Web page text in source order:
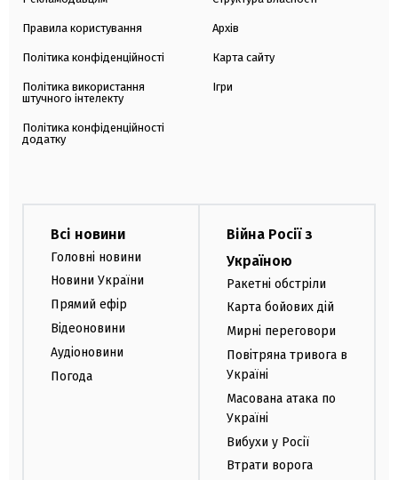
Правила користування
Політика конфіденційності
Політика використання
штучного інтелекту
Політика конфіденційності
додатку
Архів
Карта сайту
Ігри
Всі новини
Головні новини
Новини України
Прямий ефір
Відеоновини
Аудіоновини
Погода
Війна Росії з
Україною
Ракетні обстріли
Карта бойових дій
Мирні переговори
Повітряна тривога в
Україні
Масована атака по
Україні
Вибухи у Росії
Втрати ворога